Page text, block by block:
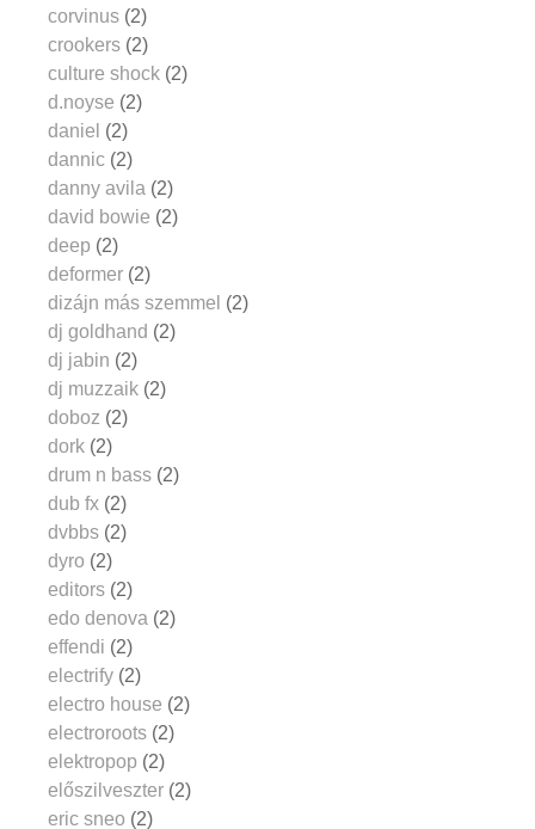
corvinus (2)
crookers (2)
culture shock (2)
d.noyse (2)
daniel (2)
dannic (2)
danny avila (2)
david bowie (2)
deep (2)
deformer (2)
dizájn más szemmel (2)
dj goldhand (2)
dj jabin (2)
dj muzzaik (2)
doboz (2)
dork (2)
drum n bass (2)
dub fx (2)
dvbbs (2)
dyro (2)
editors (2)
edo denova (2)
effendi (2)
electrify (2)
electro house (2)
electroroots (2)
elektropop (2)
előszilveszter (2)
eric sneo (2)